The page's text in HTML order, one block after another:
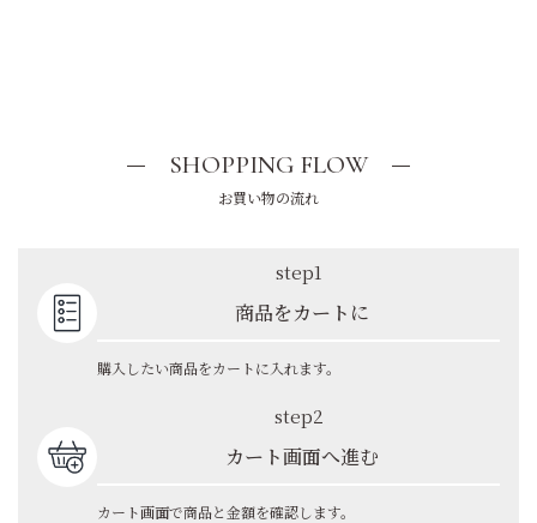
SHOPPING FLOW
お買い物の流れ
step1
商品をカートに
購入したい商品をカートに入れます。
step2
カート画面へ進む
カート画面で商品と金額を確認します。